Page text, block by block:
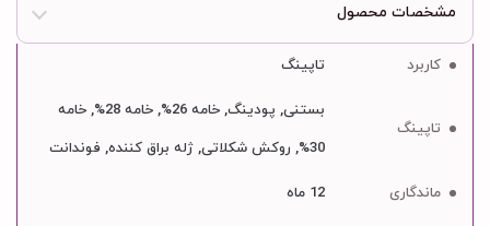
مشخصات محصول
کاربرد تاپینگ
تاپینگ
بستنی, پودینگ, خامه 26%, خامه 28%, خامه
30%, روکش شکلاتی, ژله براق کننده, فوندانت
ماندگاری 12 ماه